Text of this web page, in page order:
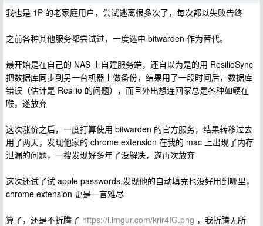
我也是 1P 的老家庭用户，尝试逃离很多次了，每次都以失败告终
之前各种其他服务都尝试过，一度选中 bitwarden 作为替代。
最开始是在自己的 NAS 上自建服务端，还自以为是的用 ResilioSync
把数据库同步到另一台机器上做备份，结果用了一段时间后，数据库
错误（估计是 Resilio 的问题），而且外出想连回家总是各种如鲠在
喉，遂放弃
这次涨价之后，一度打算使用 bitwarden 的官方服务，结果转移过去
用了两天，发现他家的 chrome extension 在我的 mac 上出现了内存
泄漏的问题，一搜发现好多年了没解决，遂再次放弃
这次还试了试 apple passwords,发现他的自动填充也没好用到哪里，
chrome extension 更是一言难尽
算了，还是不折腾了 https://i.imgur.com/krir4IG.png ，我折腾无所